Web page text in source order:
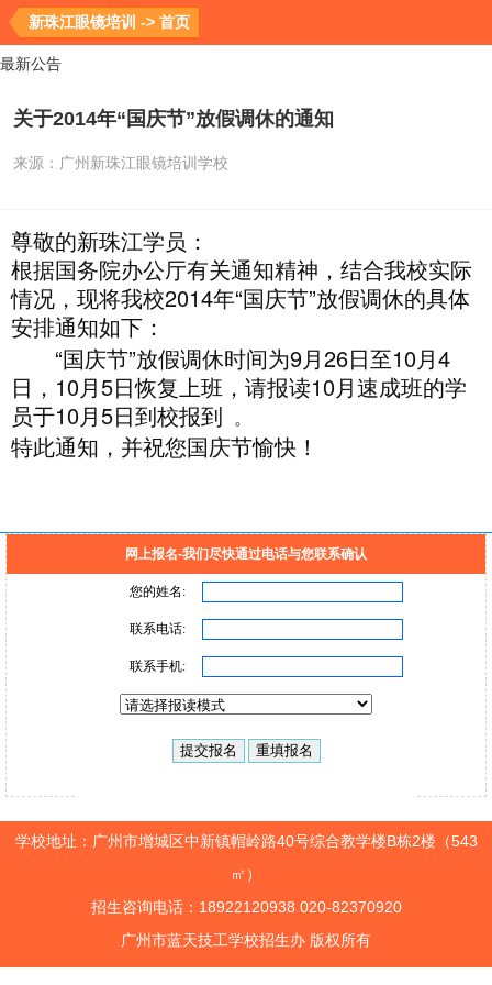
新珠江眼镜培训 -> 首页
最新公告
关于2014年“国庆节”放假调休的通知
来源： 广州新珠江眼镜培训学校
尊敬的新珠江学员：
根据国务院办公厅有关通知精神，结合我校实际
情况，现将我校2014年“国庆节”放假调休的具体
安排通知如下：
“国庆节”放假调休时间为9月26日至10月4
日，10月5日恢复上班，请报读10月速成班的学
员于10月5日到校报到 。
特此通知，并祝您国庆节愉快！
网上报名-我们尽快通过电话与您联系确认
学校地址：广州市增城区中新镇帽岭路40号综合教学楼B栋2楼（543
㎡）
招生咨询电话：18922120938 020-82370920
广州市蓝天技工学校招生办 版权所有